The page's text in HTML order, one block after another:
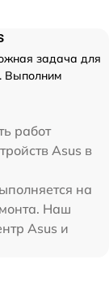
задача для
Выполним
работ
Asus в
на
Наш
Asus и